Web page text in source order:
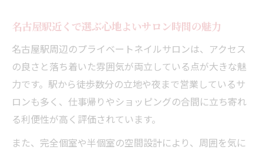
プライベートネイルサロン選びが変わる新常識
今注目のプライベートネイルサロン選びの
基準
サロン選びで重視すべきポイントと最新ト
レンド
プライベートネイルサロンならではの利点
とは
名古屋駅近くで選ぶ心地よいサロン時間の魅力
名古屋駅周辺のプライベートネイルサロンは、アクセス
の良さと落ち着いた雰囲気が両立している点が大きな魅
力です。駅から徒歩数分の立地や夜まで営業しているサ
ロンも多く、仕事帰りやショッピングの合間に立ち寄れ
る利便性が高く評価されています。
また、完全個室や半個室の空間設計により、周囲を気に